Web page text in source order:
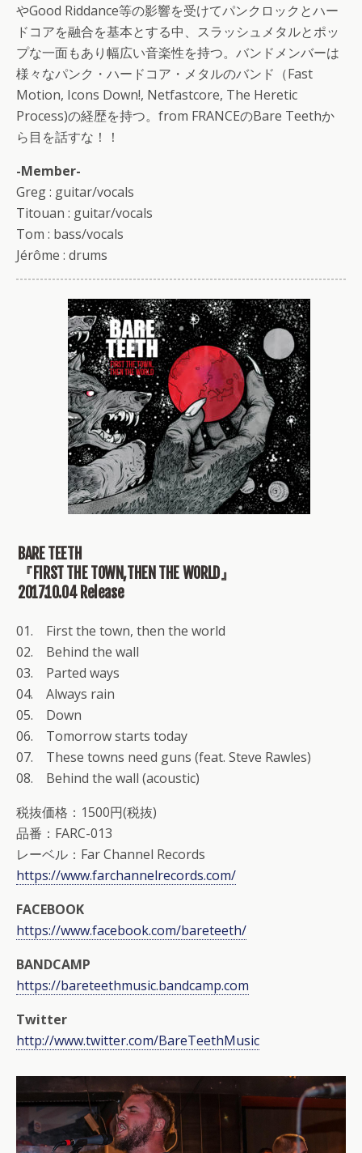
やGood Riddance等の影響を受けてパンクロックとハー
ドコアを融合を基本とする中、スラッシュメタルとポッ
プな一面もあり幅広い音楽性を持つ。バンドメンバーは
様々なパンク・ハードコア・メタルのバンド（Fast
Motion, Icons Down!, Netfastcore, The Heretic
Process)の経歴を持つ。from FRANCEのBare Teethか
ら目を話すな！！
-Member-
Greg : guitar/vocals
Titouan : guitar/vocals
Tom : bass/vocals
Jérôme : drums
BARE TEETH
『FIRST THE TOWN,THEN THE WORLD』
2017.10.04 Release
01. First the town, then the world
02. Behind the wall
03. Parted ways
04. Always rain
05. Down
06. Tomorrow starts today
07. These towns need guns (feat. Steve Rawles)
08. Behind the wall (acoustic)
税抜価格：1500円(税抜)
品番：FARC-013
レーベル：Far Channel Records
https://www.farchannelrecords.com/
FACEBOOK
https://www.facebook.com/bareteeth/
BANDCAMP
https://bareteethmusic.bandcamp.com
Twitter
http://www.twitter.com/BareTeethMusic